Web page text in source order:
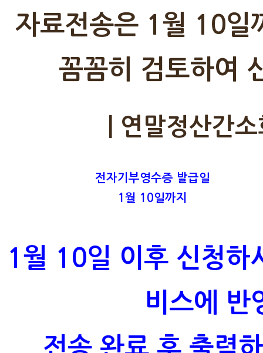
자료전송은 1월 10일
꼼꼼히 검토하여
| 연말정산간
전자기부영수증 발급일
1월 10일까지
1월 10일 이후 신청하
비스에 반
전송 완료 후 출력